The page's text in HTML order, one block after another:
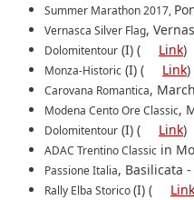
Summer Marathon 2017,
Vernasca Silver Flag,
Dolomitentour (I) ( Link)
Monza-Historic (I) ( Link)
Carovana Romantica,
Modena Cento Ore Classic,
Dolomitentour (I) ( Link)
ADAC Trentino Classic in
Passione Italia, Basilicata
Rally Elba Storico(I) ( Link